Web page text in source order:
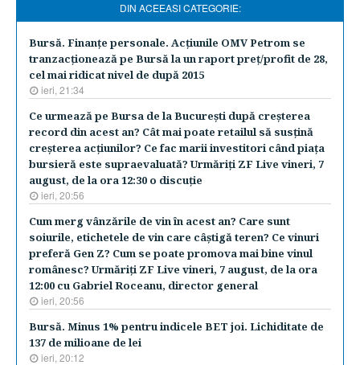
DIN ACEEASI CATEGORIE:
Bursă. Finanţe personale. Acţiunile OMV Petrom se
tranzacţionează pe Bursă la un raport preţ/profit de 28,
cel mai ridicat nivel de după 2015
ieri, 21:34
Ce urmează pe Bursa de la Bucureşti după creşterea
record din acest an? Cât mai poate retailul să susţină
creşterea acţiunilor? Ce fac marii investitori când piaţa
bursieră este supraevaluată? Urmăriţi ZF Live vineri, 7
august, de la ora 12:30 o discuţie
ieri, 20:56
Cum merg vânzările de vin în acest an? Care sunt
soiurile, etichetele de vin care câştigă teren? Ce vinuri
preferă Gen Z? Cum se poate promova mai bine vinul
românesc? Urmăriţi ZF Live vineri, 7 august, de la ora
12:00 cu Gabriel Roceanu, director general
ieri, 20:56
Bursă. Minus 1% pentru indicele BET joi. Lichiditate de
137 de milioane de lei
ieri, 20:12